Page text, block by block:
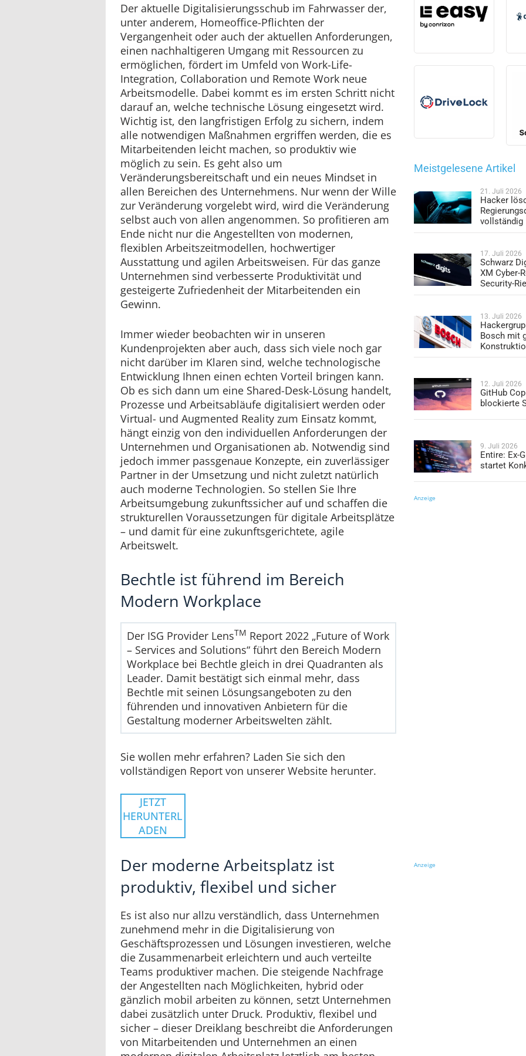
Der aktuelle Digitalisierungsschub im Fahrwasser der,
unter anderem, Homeoffice-Pflichten der
Vergangenheit oder auch der aktuellen Anforderungen,
einen nachhaltigeren Umgang mit Ressourcen zu
ermöglichen, fördert im Umfeld von Work-Life-
Integration, Collaboration und Remote Work neue
Arbeitsmodelle. Dabei kommt es im ersten Schritt nicht
darauf an, welche technische Lösung eingesetzt wird.
Wichtig ist, den langfristigen Erfolg zu sichern, indem
alle notwendigen Maßnahmen ergriffen werden, die es
Mitarbeitenden leicht machen, so produktiv wie
möglich zu sein. Es geht also um
Veränderungsbereitschaft und ein neues Mindset in
allen Bereichen des Unternehmens. Nur wenn der Wille
zur Veränderung vorgelebt wird, wird die Veränderung
selbst auch von allen angenommen. So profitieren am
Ende nicht nur die Angestellten von modernen,
flexiblen Arbeitszeitmodellen, hochwertiger
Ausstattung und agilen Arbeitsweisen. Für das ganze
Unternehmen sind verbesserte Produktivität und
gesteigerte Zufriedenheit der Mitarbeitenden ein
Gewinn.
Immer wieder beobachten wir in unseren
Kundenprojekten aber auch, dass sich viele noch gar
nicht darüber im Klaren sind, welche technologische
Entwicklung Ihnen einen echten Vorteil bringen kann.
Ob es sich dann um eine Shared-Desk-Lösung handelt,
Prozesse und Arbeitsabläufe digitalisiert werden oder
Virtual- und Augmented Reality zum Einsatz kommt,
hängt einzig von den individuellen Anforderungen der
Unternehmen und Organisationen ab. Notwendig sind
jedoch immer passgenaue Konzepte, ein zuverlässiger
Partner in der Umsetzung und nicht zuletzt natürlich
auch moderne Technologien. So stellen Sie Ihre
Arbeitsumgebung zukunftssicher auf und schaffen die
strukturellen Voraussetzungen für digitale Arbeitsplätze
– und damit für eine zukunftsgerichtete, agile
Arbeitswelt.
Bechtle ist führend im Bereich
Modern Workplace
Der ISG Provider LensTM Report 2022 „Future of Work
– Services and Solutions“ führt den Bereich Modern
Workplace bei Bechtle gleich in drei Quadranten als
Leader. Damit bestätigt sich einmal mehr, dass
Bechtle mit seinen Lösungsangeboten zu den
führenden und innovativen Anbietern für die
Gestaltung moderner Arbeitswelten zählt.
Sie wollen mehr erfahren? Laden Sie sich den
vollständigen Report von unserer Website herunter.
JETZT
HERUNTERL
ADEN
Der moderne Arbeitsplatz ist
produktiv, flexibel und sicher
Es ist also nur allzu verständlich, dass Unternehmen
zunehmend mehr in die Digitalisierung von
Geschäftsprozessen und Lösungen investieren, welche
die Zusammenarbeit erleichtern und auch verteilte
Teams produktiver machen. Die steigende Nachfrage
der Angestellten nach Möglichkeiten, hybrid oder
gänzlich mobil arbeiten zu können, setzt Unternehmen
dabei zusätzlich unter Druck. Produktiv, flexibel und
sicher – dieser Dreiklang beschreibt die Anforderungen
von Mitarbeitenden und Unternehmen an einen
Meistgelesene Artikel
21. Juli 2026
Hacker
vollständig
17. Juli 2026
Schwarz
XM Cyber-
Security-
13. Juli 2026
Bosch mit
12. Juli 2026
GitHub
blockierte
9. Juli 2026
Entire: Ex-
startet
Anzeige
Anzeige